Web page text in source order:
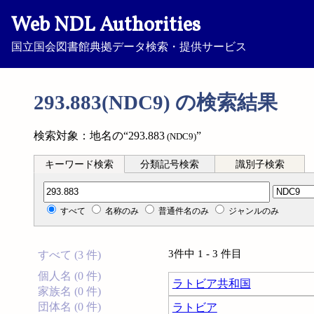
Web NDL Authorities
国立国会図書館典拠データ検索・提供サービス
293.883(NDC9) の検索結果
検索対象：地名の“293.883 (NDC9)”
キーワード検索 分類記号検索 識別子検索
分類記号検索
すべて 名称のみ 普通件名のみ ジャンルのみ
すべて (3 件)
個人名 (0 件)
家族名 (0 件)
団体名 (0 件)
3件中 1 - 3 件目
ラトビア共和国
ラトビア